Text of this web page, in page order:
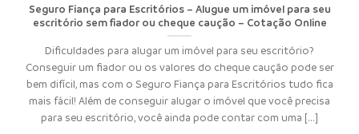
Seguro Fiança para Escritórios – Alugue um imóvel para seu
escritório sem fiador ou cheque caução – Cotação Online
Dificuldades para alugar um imóvel para seu escritório?
Conseguir um fiador ou os valores do cheque caução pode ser
bem difícil, mas com o Seguro Fiança para Escritórios tudo fica
mais fácil! Além de conseguir alugar o imóvel que você precisa
para seu escritório, você ainda pode contar com uma [...]